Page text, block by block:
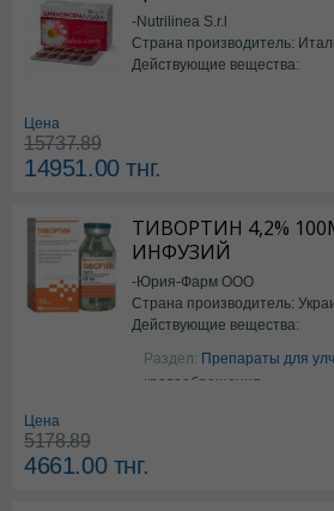
-Nutrilinea S.r.l
Страна производитель:
Действующие вещества:
Цена
15737.89
14951.00тнг.
ТИВОРТИН 4,2%
ИНФУЗИЙ
-Юрия-Фарм ООО
Страна производитель:
Действующие вещества:
Аргинин
Раздел: Препараты для
кровообращения
Цена
5178.89
4661.00тнг.